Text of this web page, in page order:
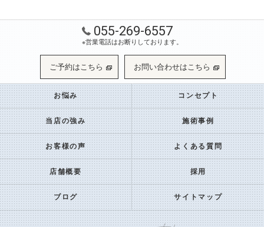
055-269-6557
※営業電話はお断りしております。
ご予約はこちら お問い合わせはこちら
お悩み コンセプト
当店の強み 施術事例
お客様の声 よくある質問
店舗概要 採用
ブログ サイトマップ